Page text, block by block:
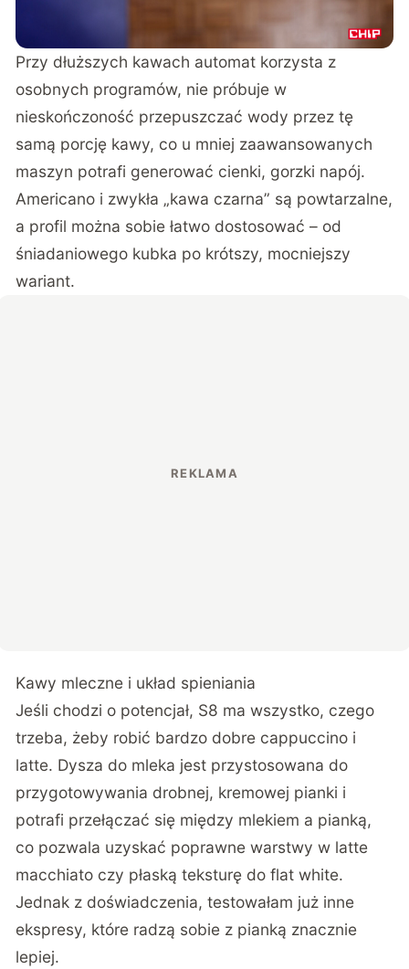
Przy dłuższych kawach automat korzysta z
osobnych programów, nie próbuje w
nieskończoność przepuszczać wody przez tę
samą porcję kawy, co u mniej zaawansowanych
maszyn potrafi generować cienki, gorzki napój.
Americano i zwykła „kawa czarna” są powtarzalne,
a profil można sobie łatwo dostosować – od
śniadaniowego kubka po krótszy, mocniejszy
wariant.
Kawy mleczne i układ spieniania
Jeśli chodzi o potencjał, S8 ma wszystko, czego
trzeba, żeby robić bardzo dobre cappuccino i
latte. Dysza do mleka jest przystosowana do
przygotowywania drobnej, kremowej pianki i
potrafi przełączać się między mlekiem a pianką,
co pozwala uzyskać poprawne warstwy w latte
macchiato czy płaską teksturę do flat white.
Jednak z doświadczenia, testowałam już inne
ekspresy, które radzą sobie z pianką znacznie
lepiej.